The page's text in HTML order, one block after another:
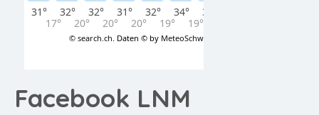
Facebook LNM